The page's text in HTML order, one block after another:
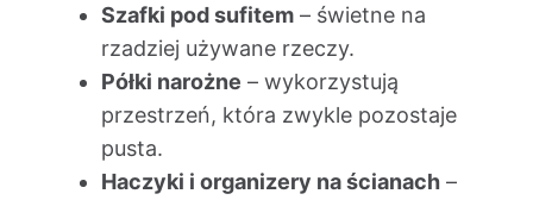
Szafki pod sufitem– świetne na
rzadziej używane rzeczy.
Półki narożne – wykorzystują
przestrzeń, która zwykle pozostaje
pusta.
Haczyki i organizery na ścianach–